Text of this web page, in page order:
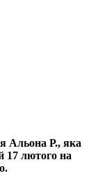
Альона Р., яка
17 лютого на